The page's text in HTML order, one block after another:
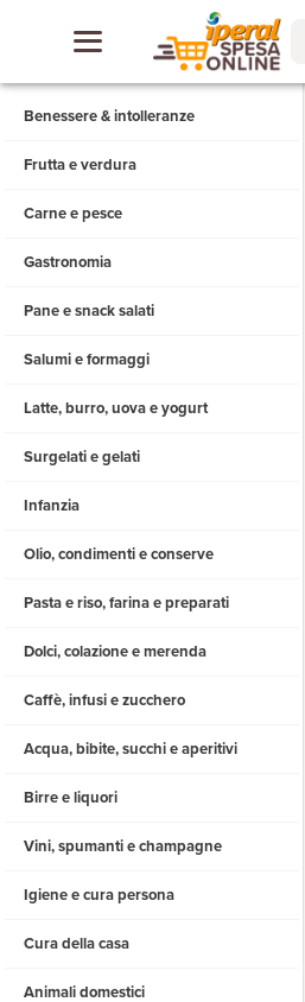
Benessere & intolleranze
Frutta e verdura
Carne e pesce
Gastronomia
Pane e snack salati
Salumi e formaggi
Latte, burro, uova e yogurt
Surgelati e gelati
Infanzia
Olio, condimenti e conserve
Pasta e riso, farina e preparati
Dolci, colazione e merenda
Caffè, infusi e zucchero
Acqua, bibite, succhi e aperitivi
Birre e liquori
Vini, spumanti e champagne
Igiene e cura persona
Cura della casa
Animali domestici